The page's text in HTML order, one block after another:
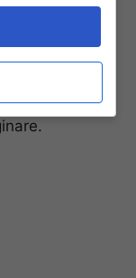
introduce
utilizza
e
crea
e che le